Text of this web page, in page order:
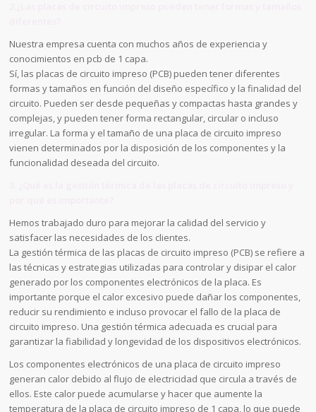
Nuestra empresa cuenta con muchos años de experiencia y
conocimientos en pcb de 1 capa.
Sí, las placas de circuito impreso (PCB) pueden tener diferentes
formas y tamaños en función del diseño específico y la finalidad del
circuito. Pueden ser desde pequeñas y compactas hasta grandes y
complejas, y pueden tener forma rectangular, circular o incluso
irregular. La forma y el tamaño de una placa de circuito impreso
vienen determinados por la disposición de los componentes y la
funcionalidad deseada del circuito.
Hemos trabajado duro para mejorar la calidad del servicio y
satisfacer las necesidades de los clientes.
La gestión térmica de las placas de circuito impreso (PCB) se refiere a
las técnicas y estrategias utilizadas para controlar y disipar el calor
generado por los componentes electrónicos de la placa. Es
importante porque el calor excesivo puede dañar los componentes,
reducir su rendimiento e incluso provocar el fallo de la placa de
circuito impreso. Una gestión térmica adecuada es crucial para
garantizar la fiabilidad y longevidad de los dispositivos electrónicos.
Los componentes electrónicos de una placa de circuito impreso
generan calor debido al flujo de electricidad que circula a través de
ellos. Este calor puede acumularse y hacer que aumente la
temperatura de la placa de circuito impreso de 1 capa, lo que puede